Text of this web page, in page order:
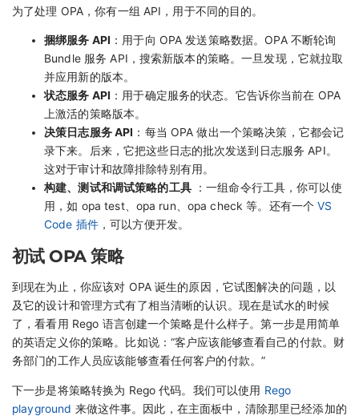
为了处理 OPA，你有一组 API，用于不同的目的。
捆绑服务 API ：用于向 OPA 发送策略数据。OPA 不断轮询
Bundle 服务 API，搜索新版本的策略。一旦发现，它就拉取
并应用新的版本。
状态服务 API ：用于确定服务的状态。它告诉你当前在 OPA
上激活的策略版本。
决策日志服务 API ：每当 OPA 做出一个策略决策，它都会记
录下来。后来，它把这些日志的批次发送到日志服务 API。
这对于审计和故障排除特别有用。
构建、测试和调试策略的工具：一组命令行工具，你可以使
用，如 opa test、opa run、opa check 等。还有一个VS
Code 插件，可以方便开发。
初试 OPA 策略
到现在为止，你应该对 OPA 诞生的原因，它试图解决的问题，以
及它的设计和管理方式有了相当清晰的认识。现在是试水的时候
了，看看用 Rego 语言创建一个策略是什么样子。第一步是用简单
的英语定义你的策略。比如说：“客户应该能够查看自己的付款。财
务部门的工作人员应该能够查看任何客户的付款。”
下一步是将策略转换为 Rego 代码。我们可以使用 Rego
playground 来做这件事。因此，在主面板中，清除那里已经添加的